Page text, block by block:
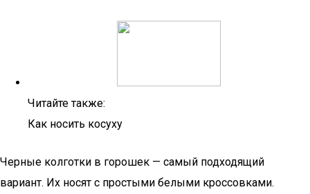
Читайте также:
Как носить косуху
Черные колготки в горошек — самый подходящий
вариант. Их носят с простыми белыми кроссовками.